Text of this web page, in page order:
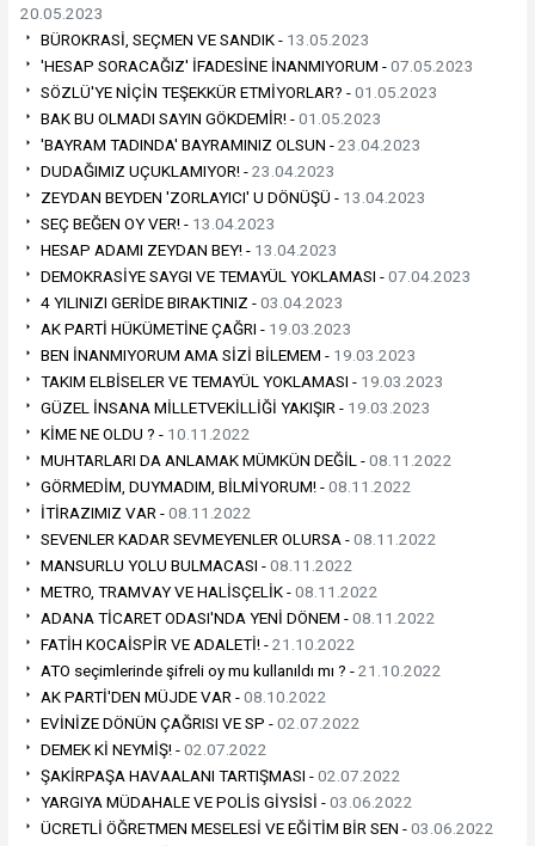
20.05.2023
BÜROKRASİ, SEÇMEN VE SANDIK - 13.05.2023
'HESAP SORACAĞIZ' İFADESİNE İNANMIYORUM -07.05.2023
SÖZLÜ'YE NİÇİN TEŞEKKÜR ETMİYORLAR? -01.05.2023
BAK BU OLMADI SAYIN GÖKDEMİR! -01.05.2023
'BAYRAM TADINDA' BAYRAMINIZ OLSUN -23.04.2023
DUDAĞIMIZ UÇUKLAMIYOR! -23.04.2023
ZEYDAN BEYDEN 'ZORLAYICI' U DÖNÜŞÜ - 13.04.2023
SEÇ BEĞEN OY VER! - 13.04.2023
HESAP ADAMI ZEYDAN BEY! - 13.04.2023
DEMOKRASİYE SAYGI VE TEMAYÜL YOKLAMASI -07.04.2023
4 YILINIZI GERİDE BIRAKTINIZ -03.04.2023
AK PARTİ HÜKÜMETİNE ÇAĞRI - 19.03.2023
BEN İNANMIYORUM AMA SİZİ BİLEMEM - 19.03.2023
TAKIM ELBİSELER VE TEMAYÜL YOKLAMASI - 19.03.2023
GÜZEL İNSANA MİLLETVEKİLLİĞİ YAKIŞIR - 19.03.2023
KİME NE OLDU ? - 10.11.2022
MUHTARLARI DA ANLAMAK MÜMKÜN DEĞİL -08.11.2022
GÖRMEDİM, DUYMADIM, BİLMİYORUM! -08.11.2022
İTİRAZIMIZ VAR -08.11.2022
SEVENLER KADAR SEVMEYENLER OLURSA -08.11.2022
MANSURLU YOLU BULMACASI -08.11.2022
METRO, TRAMVAY VE HALİSÇELİK -08.11.2022
ADANA TİCARET ODASI'NDA YENİ DÖNEM -08.11.2022
FATİH KOCAİSPİR VE ADALETİ! -21.10.2022
ATO seçimlerinde şifreli oy mu kullanıldı mı ? -21.10.2022
AK PARTİ'DEN MÜJDE VAR -08.10.2022
EVİNİZE DÖNÜN ÇAĞRISI VE SP -02.07.2022
DEMEK Kİ NEYMİŞ! -02.07.2022
ŞAKİRPAŞA HAVAALANI TARTIŞMASI -02.07.2022
YARGIYA MÜDAHALE VE POLİS GİYSİSİ -03.06.2022
ÜCRETLİ ÖĞRETMEN MESELESİ VE EĞİTİM BİR SEN -03.06.2022